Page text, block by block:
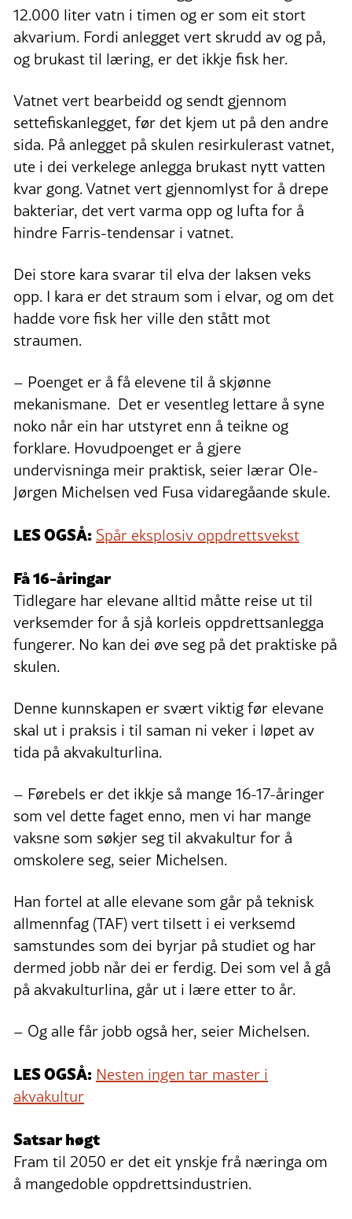
12.000 liter vatn i timen og er som eit stort
akvarium. Fordi anlegget vert skrudd av og på,
og brukast til læring, er det ikkje fisk her.
Vatnet vert bearbeidd og sendt gjennom
settefiskanlegget, før det kjem ut på den andre
sida. På anlegget på skulen resirkulerast vatnet,
ute i dei verkelege anlegga brukast nytt vatten
kvar gong. Vatnet vert gjennomlyst for å drepe
bakteriar, det vert varma opp og lufta for å
hindre Farris-tendensar i vatnet.
Dei store kara svarar til elva der laksen veks
opp. I kara er det straum som i elvar, og om det
hadde vore fisk her ville den stått mot
straumen.
– Poenget er å få elevene til å skjønne
mekanismane. Det er vesentleg lettare å syne
noko når ein har utstyret enn å teikne og
forklare. Hovudpoenget er å gjere
undervisninga meir praktisk, seier lærar Ole-
Jørgen Michelsen ved Fusa vidaregåande skule.
LES OGSÅ: Spår eksplosiv oppdrettsvekst
Få 16-åringar
Tidlegare har elevane alltid måtte reise ut til
verksemder for å sjå korleis oppdrettsanlegga
fungerer. No kan dei øve seg på det praktiske på
skulen.
Denne kunnskapen er svært viktig før elevane
skal ut i praksis i til saman ni veker i løpet av
tida på akvakulturlina.
– Førebels er det ikkje så mange 16-17-åringer
som vel dette faget enno, men vi har mange
vaksne som søkjer seg til akvakultur for å
omskolere seg, seier Michelsen.
Han fortel at alle elevane som går på teknisk
allmennfag (TAF) vert tilsett i ei verksemd
samstundes som dei byrjar på studiet og har
dermed jobb når dei er ferdig. Dei som vel å gå
på akvakulturlina, går ut i lære etter to år.
– Og alle får jobb også her, seier Michelsen.
LES OGSÅ: Nesten ingen tar master i
akvakultur
Satsar høgt
Fram til 2050 er det eit ynskje frå næringa om
å mangedoble oppdrettsindustrien.